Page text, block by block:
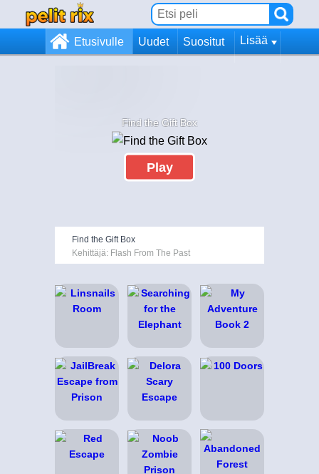
Etusivulle Uudet Suositut Lisää
Find the Gift Box
Play
Find the Gift Box
Kehittäjä: Flash From The Past